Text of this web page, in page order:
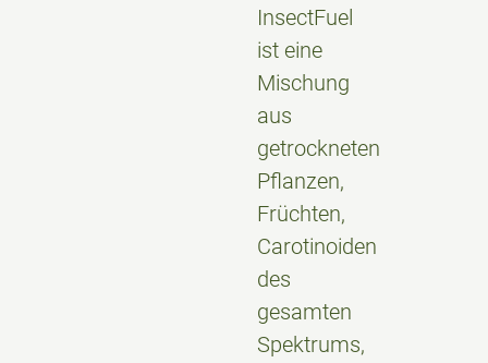
InsectFuel
ist eine
Mischung
aus
getrockneten
Pflanzen,
Früchten,
Carotinoiden
des
gesamten
Spektrums,